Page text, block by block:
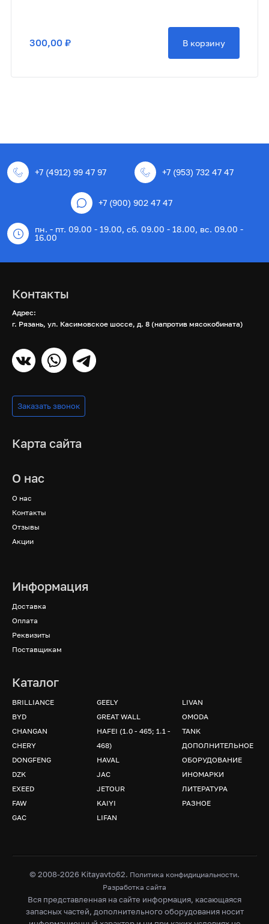
300,00 ₽ В корзину
+7 (4912) 99 47 97 +7 (953) 732 47 47
+7 (900) 902 47 47
пн. - пт. 09.00 - 19.00, сб. 09.00 - 18.00, вс. 09.00 -
16.00
Контакты
Адрес:
г. Рязань, ул. Касимовское шоссе, д. 8 (напротив мясокобината)
Заказать звонок
Карта сайта
О нас
О нас
Контакты
Отзывы
Акции
Информация
Доставка
Оплата
Реквизиты
Поставщикам
Каталог
BRILLIANCE
BYD
CHANGAN
CHERY
DONGFENG
DZK
EXEED
FAW
GAC
GEELY
GREAT WALL
HAFEI (1.0 - 465; 1.1 -
468)
HAVAL
JAC
JETOUR
KAIYI
LIFAN
LIVAN
OMODA
TANK
ДОПОЛНИТЕЛЬНОЕ
ОБОРУДОВАНИЕ
ИНОМАРКИ
ЛИТЕРАТУРА
РАЗНОЕ
© 2008-2026 Kitayavto62. Политика конфидициальности.
Разработка сайта
Вся представленная на сайте информация, касающаяся
запасных частей, дополнительного оборудования носит